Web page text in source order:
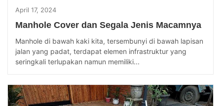
April 17, 2024
Manhole Cover dan Segala Jenis Macamnya
Manhole di bawah kaki kita, tersembunyi di bawah lapisan
jalan yang padat, terdapat elemen infrastruktur yang
seringkali terlupakan namun memiliki...